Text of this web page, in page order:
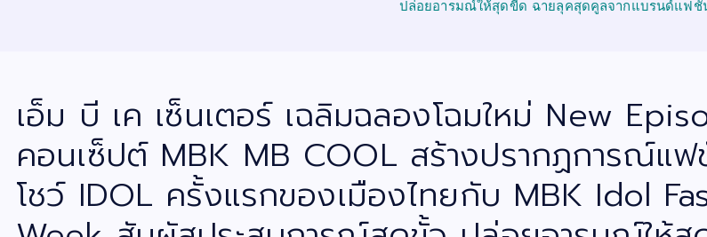
ปล่อยอารมณ์ให้สุดขีด ฉายลุคสุดคูลจากแบรนด์แฟชั่
เอ็ม บี เค เซ็นเตอร์ เฉลิมฉลองโฉมใหม่ New
คอนเซ็ปต์ MBK MB COOL สร้างปรากฏการณ์แฟ
โชว์ IDOL ครั้งแรกของเมืองไทยกับ MBK Idol